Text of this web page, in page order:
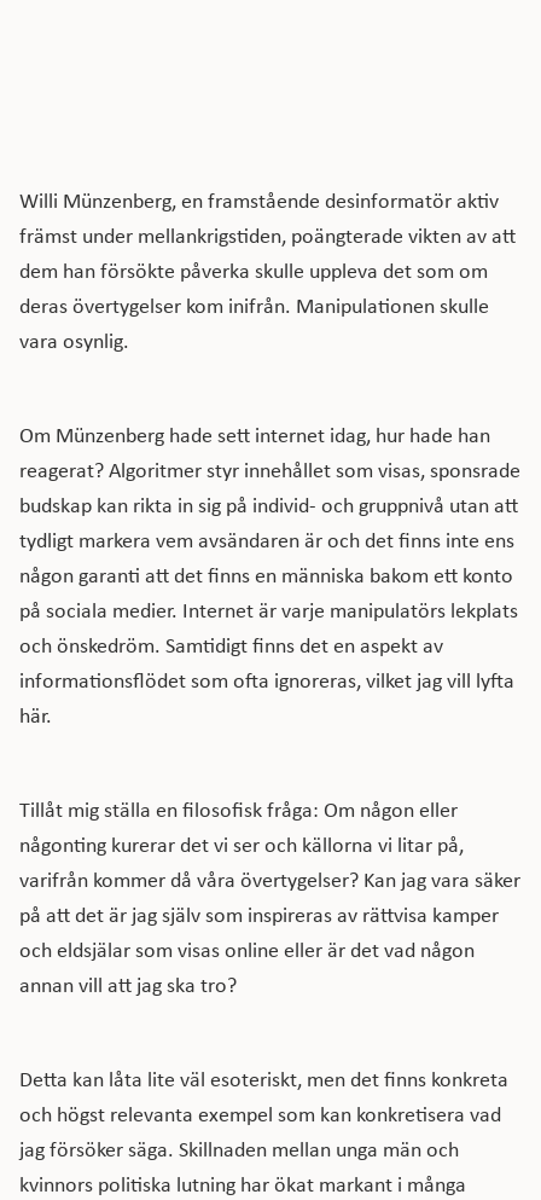
Willi Münzenberg, en framstående desinformatör aktiv
främst under mellankrigstiden, poängterade vikten av att
dem han försökte påverka skulle uppleva det som om
deras övertygelser kom inifrån. Manipulationen skulle
vara osynlig.
Om Münzenberg hade sett internet idag, hur hade han
reagerat? Algoritmer styr innehållet som visas, sponsrade
budskap kan rikta in sig på individ- och gruppnivå utan att
tydligt markera vem avsändaren är och det finns inte ens
någon garanti att det finns en människa bakom ett konto
på sociala medier. Internet är varje manipulatörs lekplats
och önskedröm. Samtidigt finns det en aspekt av
informationsflödet som ofta ignoreras, vilket jag vill lyfta
här.
Tillåt mig ställa en filosofisk fråga: Om någon eller
någonting kurerar det vi ser och källorna vi litar på,
varifrån kommer då våra övertygelser? Kan jag vara säker
på att det är jag själv som inspireras av rättvisa kamper
och eldsjälar som visas online eller är det vad någon
annan vill att jag ska tro?
Detta kan låta lite väl esoteriskt, men det finns konkreta
och högst relevanta exempel som kan konkretisera vad
jag försöker säga. Skillnaden mellan unga män och
kvinnors politiska lutning har ökat markant i många